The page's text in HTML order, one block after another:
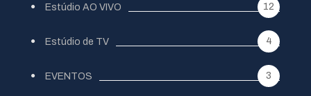
Estúdio AO VIVO 12
Estúdio de TV 4
EVENTOS 3